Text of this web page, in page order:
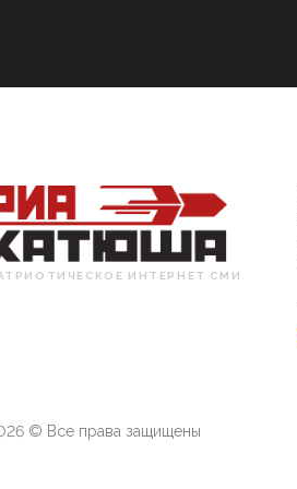
ИНТЕРНЕТ СМИ
© Все права защищены